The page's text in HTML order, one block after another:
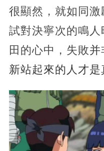
很顯然，就如同
試對決寧次的鳴
田的心中，失敗并
新站起來的人才是